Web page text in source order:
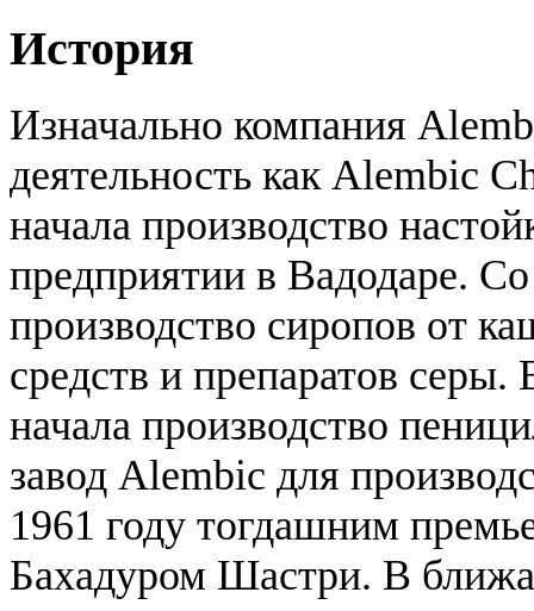
История
Изначально компания
деятельность как Alembic
начала производство
предприятии в Вадодаре.
производство сиропов от
средств и препаратов
начала производство
завод Alembic для
1961 году тогдашним
Бахадуром Шастри. В